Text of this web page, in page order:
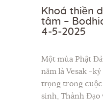
Khoá thiền
tâm –
4-5-2025
Một mùa Phật
năm là Vesak -
trọng trong cuộc
sinh, Thành Đạo